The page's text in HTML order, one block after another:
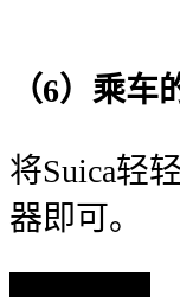
（6）乘车
将Suica轻
器即可。